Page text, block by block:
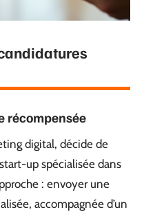
récompensée
digital, décide de
up spécialisée dans
: envoyer une
accompagnée d’un